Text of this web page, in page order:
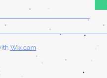
Wix.com